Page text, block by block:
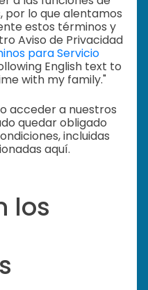
por lo que alentamos
estos términos y
Aviso de Privacidad
para Servicio
English text to
with my family."
acceder a nuestros
quedar obligado
incluidas
aquí.
los